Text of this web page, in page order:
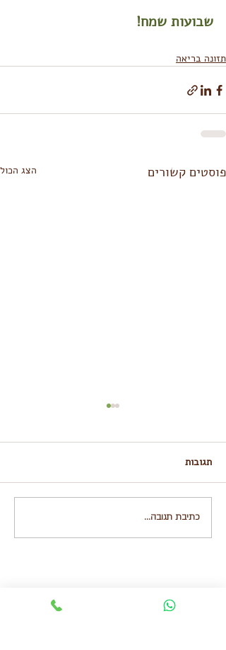
שבועות שמח!
תזונה בריאה
פוסטים קשורים הצג הכול
תגובות
כתיבת תגובה...